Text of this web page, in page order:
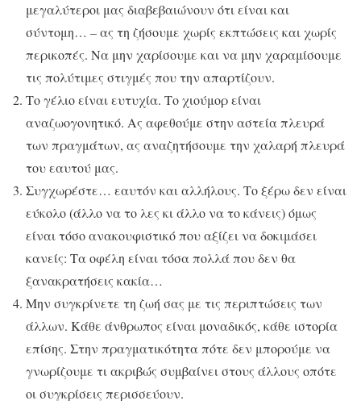
μεγαλύτεροι μας διαβεβαιώνουν ότι είναι και
σύντομη… – ας τη ζήσουμε χωρίς εκπτώσεις και χωρίς
περικοπές. Να μην χαρίσουμε και να μην χαραμίσουμε
τις πολύτιμες στιγμές που την απαρτίζουν.
Το γέλιο είναι ευτυχία. Το χιούμορ είναι
αναζωογονητικό. Ας αφεθούμε στην αστεία πλευρά
των πραγμάτων, ας αναζητήσουμε την χαλαρή πλευρά
του εαυτού μας.
Συγχωρέστε… εαυτόν και αλλήλους. Το ξέρω δεν είναι
εύκολο (άλλο να το λες κι άλλο να το κάνεις) όμως
είναι τόσο ανακουφιστικό που αξίζει να δοκιμάσει
κανείς: Τα οφέλη είναι τόσα πολλά που δεν θα
ξανακρατήσεις κακία…
Μην συγκρίνετε τη ζωή σας με τις περιπτώσεις των
άλλων. Κάθε άνθρωπος είναι μοναδικός, κάθε ιστορία
επίσης. Στην πραγματικότητα πότε δεν μπορούμε να
γνωρίζουμε τι ακριβώς συμβαίνει στους άλλους οπότε
οι συγκρίσεις περισσεύουν.